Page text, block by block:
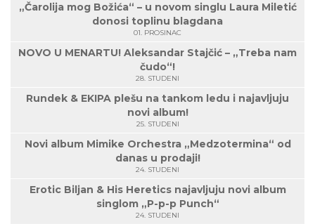
„Čarolija mog Božića“ – u novom singlu Laura Miletić
donosi toplinu blagdana
01. PROSINAC
NOVO U MENARTU! Aleksandar Stajčić – „Treba nam
čudo“!
28. STUDENI
Rundek & EKIPA plešu na tankom ledu i najavljuju
novi album!
25. STUDENI
Novi album Mimike Orchestra „Medzotermina“ od
danas u prodaji!
24. STUDENI
Erotic Biljan & His Heretics najavljuju novi album
singlom „P-p-p Punch“
24. STUDENI